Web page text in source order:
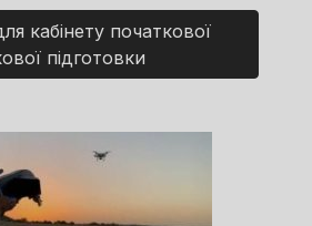
кабінету початкової
підготовки